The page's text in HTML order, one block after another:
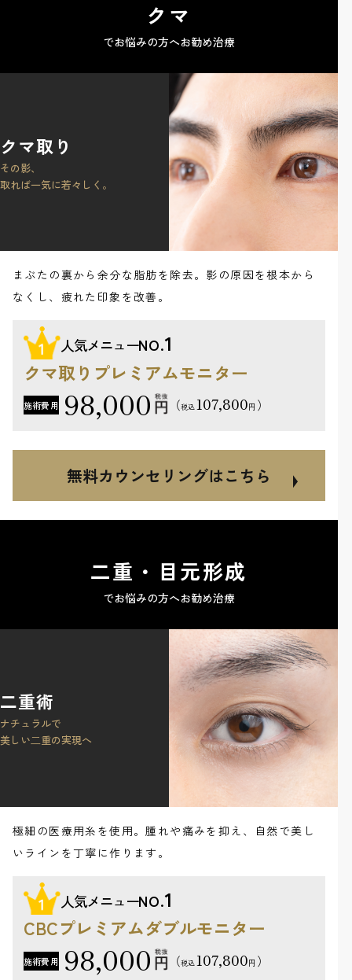
クマ
でお悩みの方へお勧め治療
クマ取り
その影、
取れば一気に若々しく。
まぶたの裏から余分な脂肪を除去。影の原因を根本から
なくし、疲れた印象を改善。
人気メニューNO.1
クマ取りプレミアムモニター
施術費用 98,000 （税込107,800円 ）
無料カウンセリングはこちら
二重・目元形成
でお悩みの方へお勧め治療
二重術
ナチュラルで
美しい⼆重の実現へ
極細の医療用糸を使用。腫れや痛みを抑え、自然で美し
いラインを丁寧に作ります。
人気メニューNO.1
CBCプレミアムダブルモニター
施術費用 98,000 （税込 107,800円 ）